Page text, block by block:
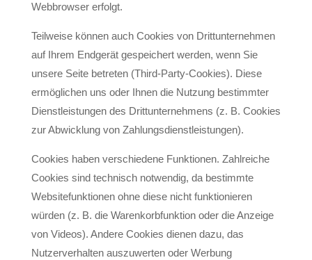
Webbrowser erfolgt.
Teilweise können auch Cookies von Drittunternehmen
auf Ihrem Endgerät gespeichert werden, wenn Sie
unsere Seite betreten (Third-Party-Cookies). Diese
ermöglichen uns oder Ihnen die Nutzung bestimmter
Dienstleistungen des Drittunternehmens (z. B. Cookies
zur Abwicklung von Zahlungsdienstleistungen).
Cookies haben verschiedene Funktionen. Zahlreiche
Cookies sind technisch notwendig, da bestimmte
Websitefunktionen ohne diese nicht funktionieren
würden (z. B. die Warenkorbfunktion oder die Anzeige
von Videos). Andere Cookies dienen dazu, das
Nutzerverhalten auszuwerten oder Werbung